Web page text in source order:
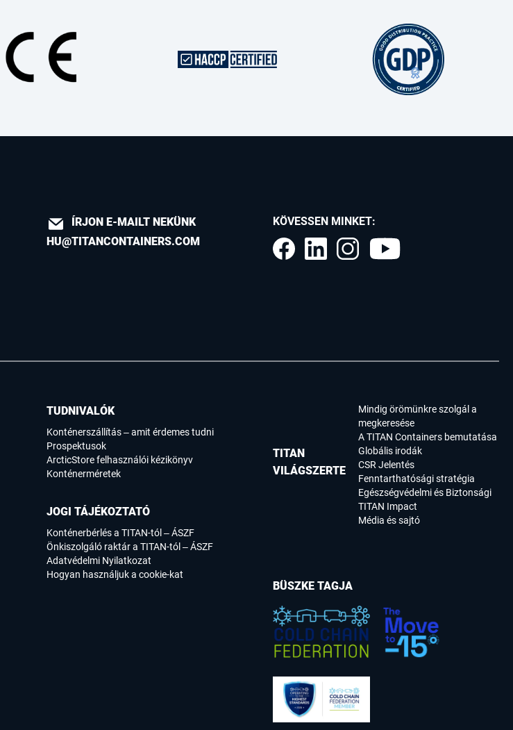
ÍRJON E-MAILT NEKÜNK
HU@TITANCONTAINERS.COM
KÖVESSEN MINKET:
TITAN
VILÁGSZERTE
Mindig örömünkre szolgál a
megkeresése
A TITAN Containers bemutatása
Globális irodák
CSR Jelentés
Fenntarthatósági stratégia
Egészségvédelmi és Biztonsági
TITAN Impact
Média és sajtó
TUDNIVALÓK
Konténerszállítás – amit érdemes tudni
Prospektusok
ArcticStore felhasználói kézikönyv
Konténerméretek
JOGI TÁJÉKOZTATÓ
Konténerbérlés a TITAN-tól – ÁSZF
Önkiszolgáló raktár a TITAN-tól – ÁSZF
Adatvédelmi Nyilatkozat
Hogyan használjuk a cookie-kat
BÜSZKE TAGJA